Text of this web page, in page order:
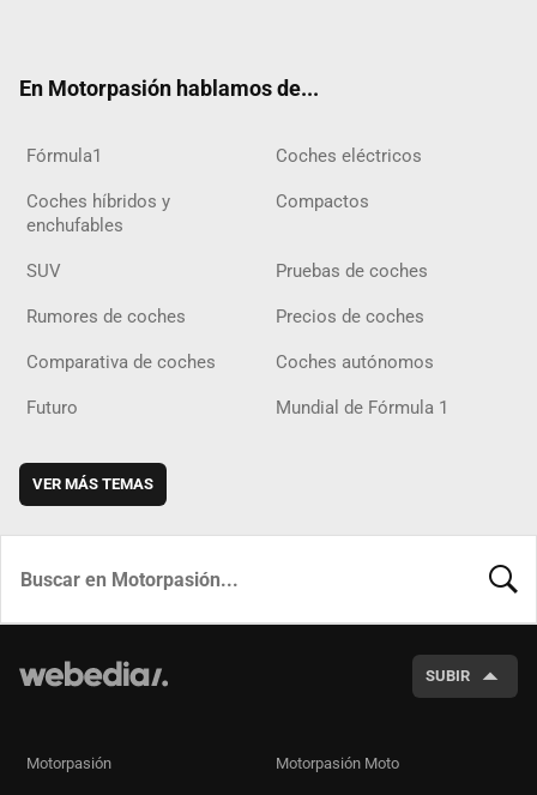
En Motorpasión hablamos de...
Fórmula1 Coches eléctricos
Coches híbridos y
enchufables
Compactos
SUV Pruebas de coches
Rumores de coches Precios de coches
Comparativa de coches Coches autónomos
Futuro Mundial de Fórmula 1
VER MÁS TEMAS
SUBIR
Motorpasión Motorpasión Moto